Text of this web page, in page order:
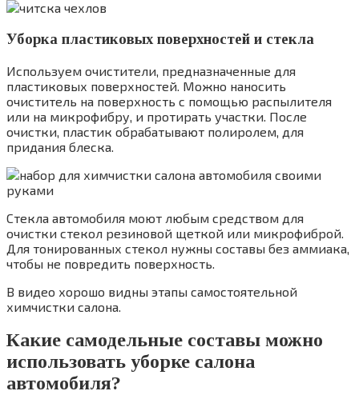
Уборка пластиковых поверхностей и стекла
Используем очистители, предназначенные для
пластиковых поверхностей. Можно наносить
очиститель на поверхность с помощью распылителя
или на микрофибру, и протирать участки. После
очистки, пластик обрабатывают полиролем, для
придания блеска.
Стекла автомобиля моют любым средством для
очистки стекол резиновой щеткой или микрофиброй.
Для тонированных стекол нужны составы без аммиака,
чтобы не повредить поверхность.
В видео хорошо видны этапы самостоятельной
химчистки салона.
Какие самодельные составы можно
использовать уборке салона
автомобиля?